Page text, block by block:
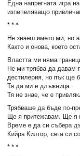
Една напрегната игра
изпепеляващо
* * *
Не знаеш името ми, но
Както и онова, което
Властта ми няма
Не ми трябва да давам
дестилерия, но пък ще
Тя да ми е длъжница.
Тя не знае, че е
Трябваше да бъде по-
Ще я притежавам. Ще я
Време е да си събера
Кийра Килгор, сега си
* * *